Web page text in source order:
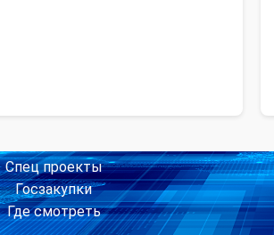
Спец проекты
Госзакупки
Где смотреть